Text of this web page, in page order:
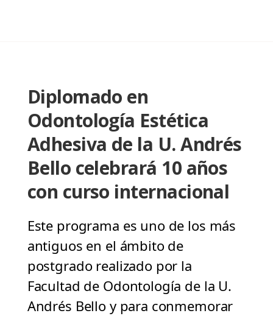
Diplomado en
Odontología Estética
Adhesiva de la U. Andrés
Bello celebrará 10 años
con curso internacional
Este programa es uno de los más
antiguos en el ámbito de
postgrado realizado por la
Facultad de Odontología de la U.
Andrés Bello y para conmemorar